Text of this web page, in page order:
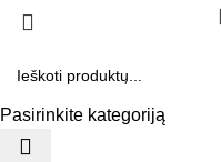
Pasirinkite kategoriją